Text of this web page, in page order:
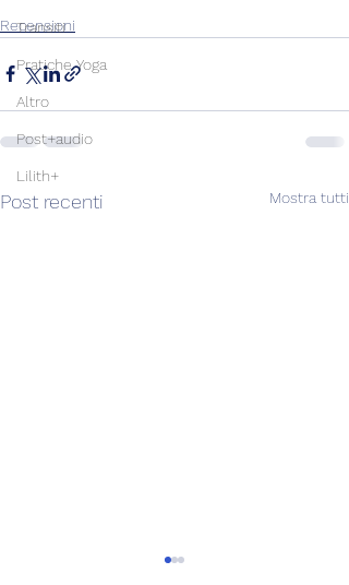
Transiti
Pratiche Yoga
Altro
Post+audio
Lilith+
Recensioni
Post recenti Mostra tutti